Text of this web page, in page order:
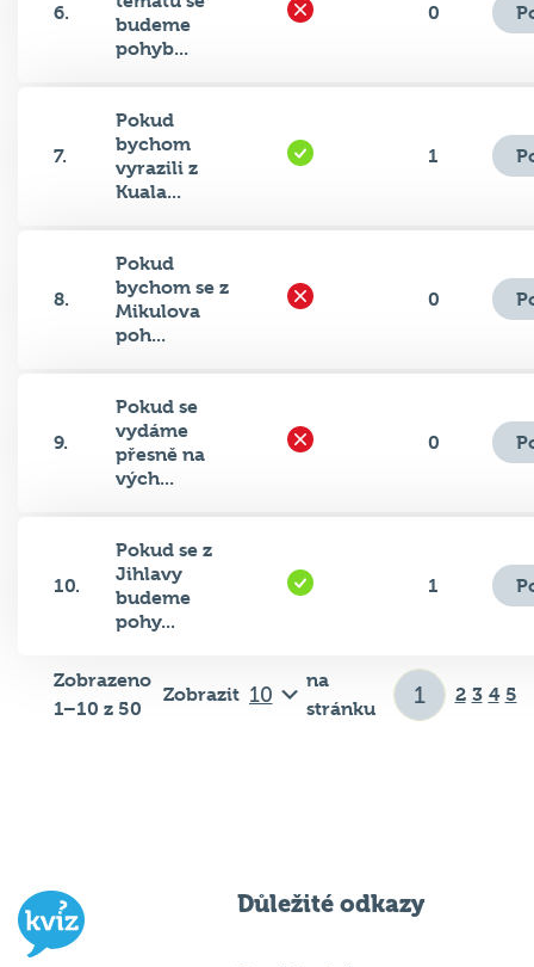
6.
budeme
pohyb...
0
7.
Pokud
bychom
vyrazili z
Kuala...
1
8.
Pokud
bychom se z
Mikulova
poh...
0
9.
Pokud se
vydáme
přesně na
vých...
0
10.
Pokud se z
Jihlavy
budeme
pohy...
1
Zobrazeno
1–10 z 50
Zobrazit
na
stránku
2 3 4 5
Důležité odkazy